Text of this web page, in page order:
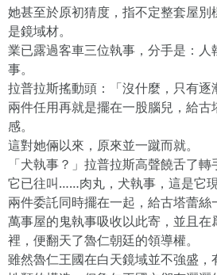
她甚至於原初猜度，指不定整套屋
是鏡域材。
業已露過客車三位執事，分手是：人
事。
拉普拉斯搖動頭：「沒什麼，只有逐
兩件任用再就是擺在一股腦兒，給古
感。
這對她倆以來，原來並一蹴而就。
「犬執事？」拉普拉斯高聲饒舌了
它已往叫……肉丸，犬執事，這是它
兩件委託同時擺在一起，給古塔蕾絲
萬事屋的鬼執事吸收以此寄，並且在
裡，便翻天了魯仁朝廷的領導權。
雖然魯仁王國在白天鏡域並不強盛